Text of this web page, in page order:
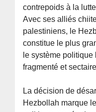
contrepoids à la
Avec ses alliés
palestiniens, le
constitue le plus
le système politique
fragmenté et
La décision de
Hezbollah marque